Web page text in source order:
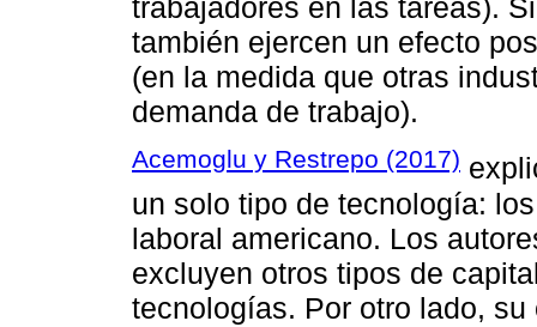
trabajadores en las tareas).
también ejercen un efecto
(en la medida que otras
demanda de trabajo).
Acemoglu y Restrepo (2017)
un solo tipo de tecnología:
laboral americano. Los
excluyen otros tipos de
tecnologías. Por otro lado,